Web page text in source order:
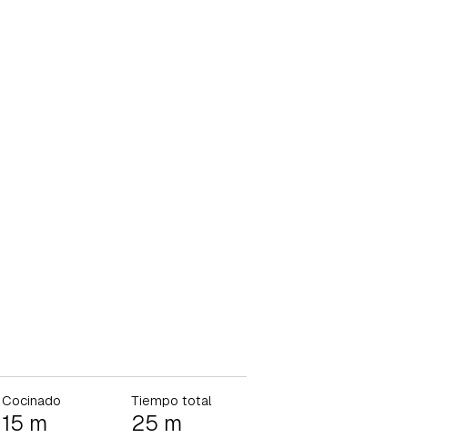
Cocinado
15 m
Tiempo total
25 m